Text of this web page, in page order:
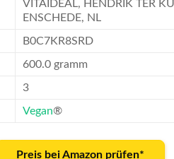
VITAIDEAL, HENDRIK TER
ENSCHEDE, NL
B0C7KR8SRD
600.0 gramm
3
Vegan®
Preis bei Amazon prüfen*